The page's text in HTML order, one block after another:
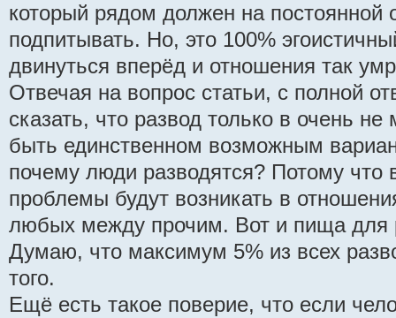
который рядом должен на постоянной
подпитывать. Но, это 100%
двинуться вперёд и отношения так
Отвечая на вопрос статьи, с полной
сказать, что развод только в очень
быть единственном возможным
почему люди разводятся? Потому что
проблемы будут возникать в
любых между прочим. Вот и пища
Думаю, что максимум 5% из всех
того.
Ещё есть такое поверие, что если